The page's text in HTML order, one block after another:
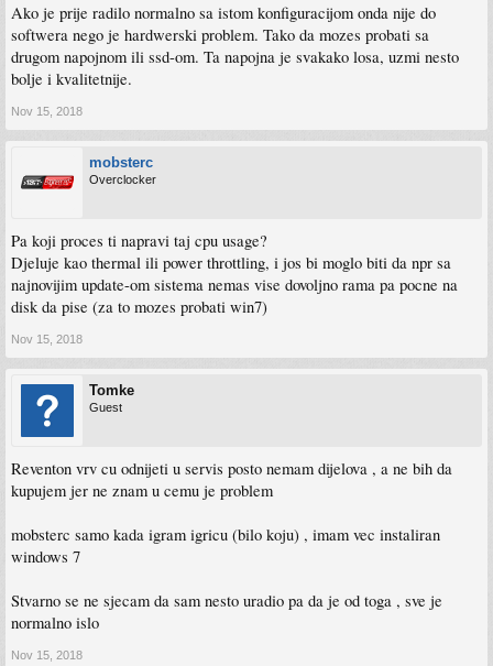
Ako je prije radilo normalno sa istom konfiguracijom onda nije do
softwera nego je hardwerski problem. Tako da mozes probati sa
drugom napojnom ili ssd-om. Ta napojna je svakako losa, uzmi nesto
bolje i kvalitetnije.
Nov 15, 2018
mobsterc
Overclocker
Pa koji proces ti napravi taj cpu usage?
Djeluje kao thermal ili power throttling, i jos bi moglo biti da npr sa
najnovijim update-om sistema nemas vise dovoljno rama pa pocne na
disk da pise (za to mozes probati win7)
Nov 15, 2018
Tomke
Guest
Reventon vrv cu odnijeti u servis posto nemam dijelova , a ne bih da
kupujem jer ne znam u cemu je problem
mobsterc samo kada igram igricu (bilo koju) , imam vec instaliran
windows 7
Stvarno se ne sjecam da sam nesto uradio pa da je od toga , sve je
normalno islo
Nov 15, 2018